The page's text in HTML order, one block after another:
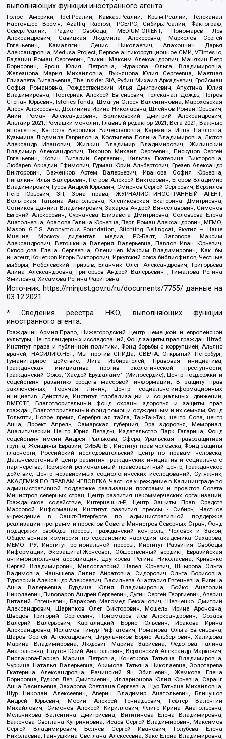
выполняющих функции иностранного агента:
Голос Америки, Idel.Реалии, Кавказ.Реалии, Крым.Реалии, Телеканал
Настоящее Время, Azatliq Radiosi, PCE/PC, Сибирь.Реалии, Фактограф,
Север.Реалии, Радио Свобода, MEDIUM-ORIENT, Пономарев Лев
Александрович, Савицкая Людмила Алексеевна, Маркелов Сергей
Евгеньевич, Камалягин Денис Николаевич, Апахончич Дарья
Александровна, Medusa Project, Первое антикоррупционное СМИ, VTimes.io,
Баданин Роман Сергеевич, Гликин Максим Александрович, Маняхин Петр
Борисович, Ярош Юлия Петровна, Чуракова Ольга Владимировна,
Железнова Мария Михайловна, Лукьянова Юлия Сергеевна, Маетная
Елизавета Витальевна, The Insider SIA, Рубин Михаил Аркадьевич, Гройсман
Софья Романовна, Рождественский Илья Дмитриевич, Апухтина Юлия
Владимировна, Постернак Алексей Евгеньевич, Телеканал Дождь, Петров
Степан Юрьевич, Istories fonds, Шмагун Олеся Валентиновна, Мароховская
Алеся Алексеевна, Долинина Ирина Николаевна, Шлейнов Роман Юрьевич,
Анин Роман Александрович, Великовский Дмитрий Александрович,
Альтаир 2021, Ромашки монолит, Главный редактор 2021, Вега 2021, Важные
иноагенты, Каткова Вероника Вячеславовна, Карезина Инна Павловна,
Кузьмина Людмила Гавриловна, Костылева Полина Владимировна, Лютов
Александр Иванович, Жилкин Владимир Владимирович, Жилинский
Владимир Александрович, Тихонов Михаил Сергеевич, Пискунов Сергей
Евгеньевич, Ковин Виталий Сергеевич, Кильтау Екатерина Викторовна,
Любарев Аркадий Ефимович, Гурман Юрий Альбертович, Грезев Александр
Викторович, Важенков Артем Валерьевич, Иванова София Юрьевна,
Пигалкин Илья Валерьевич, Петров Алексей Викторович, Егоров Владимир
Владимирович, Гусев Андрей Юрьевич, Смирнов Сергей Сергеевич, Верзилов
Петр Юрьевич, ЗП, Зона права, ЖУРНАЛИСТ-ИНОСТРАННЫЙ АГЕНТ,
Вольтская Татьяна Анатольевна, Клепиковская Екатерина Дмитриевна,
Сотников Даниил Владимирович, Захаров Андрей Вячеславович, Симонов
Евгений Алексеевич, Сурначева Елизавета Дмитриевна, Соловьева Елена
Анатольевна, Арапова Галина Юрьевна, Перл Роман Александрович, МЕМО,
Mason G.E.S. Anonymous Foundation, Stichting Bellingcat, Якутия – Наше
Мнение, Москоу диджитал медиа, РС-Балт, Заговора Максим
Александрович, Ветошкина Валерия Валерьевна, Павлов Иван Юрьевич,
Скворцова Елена Сергеевна, Оленичев Максим Владимирович, Как бы
инагент, Кочетков Игорь Викторович, Иркутский союз библиофилов, Честные
выборы, Нобелевский призыв, Еланчик Олег Александрович, Григорьева
Алина Александровна, Григорьев Андрей Валерьевич , Гималова Регина
Эмилевна, Хисамова Регина Фаритовна
Источник: https://minjust.gov.ru/ru/documents/7755/ данные на
03.12.2021
* Сведения реестра НКО, выполняющих функции
иностранного агента:
Гражданин.Армия.Право, Нижегородский центр немецкой и европейской
культуры, Центр гендерных исследований, Фонд защиты прав граждан Штаб,
Институт права и публичной политики, Фонд борьбы с коррупцией, Альянс
врачей, НАСИЛИЮ.НЕТ, Мы против СПИДа, СВЕЧА, Открытый Петербург,
Гуманитарное действие, Лига Избирателей, Правовая инициатива,
Гражданская инициатива против экологической преступности,
Гражданский Союз, "Хасдей Ерушалаим" (Милосердие), Центр поддержки и
содействия развитию средств массовой информации, В защиту прав
заключенных, Горячая Линия, Центр социально-информационных
инициатив Действие, Институт глобализации и социальных движений,
ВМЕСТЕ, Благотворительный фонд охраны здоровья и защиты прав
граждан, Благотворительный фонд помощи осужденным и их семьям, Фонд
Тольятти, Новое время, Серебряная тайга, Так-Так-Так, центр Сова, центр
Анна, Проект Апрель, Самарская губерния, Эра здоровья, Мемориал,
Аналитический Центр Юрия Левады, Издательство Парк Гагарина, Фонд
содействия имени Андрея Рылькова, Сфера, Уральская правозащитная
группа, Женщины Евразии, СИБАЛЬТ, Институт прав человека, Фонд защиты
гласности, Российский исследовательский центр по правам человека,
Дальневосточный центр развития гражданских инициатив и социального
партнерства, Пермский региональный правозащитный центр, Гражданское
действие, Центр независимых социологических исследований, Сутяжник,
АКАДЕМИЯ ПО ПРАВАМ ЧЕЛОВЕКА, Частное учреждение в Калининграде по
административной поддержке реализации программ и проектов Совета
Министров северных стран, Центр развития некоммерческих организаций,
Гражданское содействие, Интернешнл-Р, Центр Защиты Прав Средств
Массовой Информации, Институт развития прессы - Сибирь, Частное
учреждение в Санкт-Петербурге по административной поддержке
реализации программ и проектов Совета Министров Северных Стран, Фонд
поддержки свободы прессы, Гражданский контроль, Человек и Закон,
Общественная комиссия по сохранению наследия академика Сахарова,
МЕМО. РУ, Институт региональной прессы, Институт Развития Свободы
Информации, Экозащита!-Женсовет, Общественный вердикт, Евразийская
антимонопольная ассоциация, Дзугкоева Регина Николаевна, Кривенко
Сергей Владимирович, Милославский Павел Юрьевич, Шнырова Ольга
Вадимовна, Чанышева Лилия Айратовна, Сидорович Ольга Борисовна,
Туровский Александр Алексеевич, Васильева Анастасия Евгеньевна, Ривина
Анна Валерьевна, Бурдина Юлия Владимировна, Бойко Анатолий
Николаевич, Пивоваров Андрей Сергеевич, Дугин Сергей Георгиевич, Аверин
Виталий Евгеньевич, Барахоев Магомед Бекханович, Шевченко Дмитрий
Александрович, Шарипков Олег Викторович, Мошель Ирина Ароновна,
Шведов Григорий Сергеевич, Пономарев Лев Александрович, Созаев
Валерий Валерьевич, Каргалицкий Борис Юльевич, Исакова Ирина
Александровна, Исламов Тимур Рифгатович, Романова Ольга Евгеньевна,
Щаров Сергей Алексадрович, Цирульников Борис Альбертович, Халидова
Марина Владимировна, Людевиг Марина Зариевна, Федотова Галина
Анатольевна, Паутов Юрий Анатольевич, Верховский Александр Маркович,
Пислакова-Паркер Марина Петровна, Кочеткова Татьяна Владимировна,
Чуркина Наталья Валерьевна, Акимова Татьяна Николаевна, Золотарева
Екатерина Александровна, Рачинский Ян Збигневич, Жемкова Елена
Борисовна, Гудков Лев Дмитриевич, Илларионова Юлия Юрьевна, Саранг
Анна Васильевна, Захарова Светлана Сергеевна, Щур Татьяна Михайловна,
Щур Николай Алексеевич, Аверин Владимир Анатольевич, Блинушов
Андрей Юрьевич, Мосин Алексей Геннадьевич, Гефтер Валентин
Михайлович, Симонов Алексей Кириллович, Флиге Ирина Анатольевна,
Мельникова Валентина Дмитриевна, Вититинова Елена Владимировна,
Баженова Светлана Куприяновна, Исаев Сергей Владимирович, Максимов
Сергей Владимирович, Беляев Сергей Иванович, Голубева Елена
Николаевна, Ганнушкина Светлана Алексеевна, Закс Елена Владимировна,